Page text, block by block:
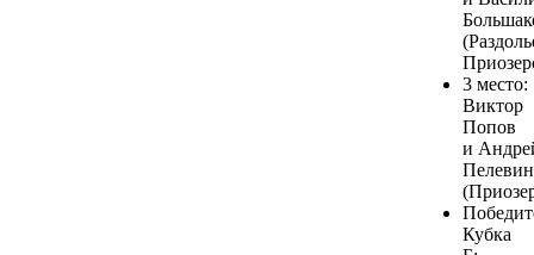
3 место:
Виктор
Попов
и
Пелевин
Кубка